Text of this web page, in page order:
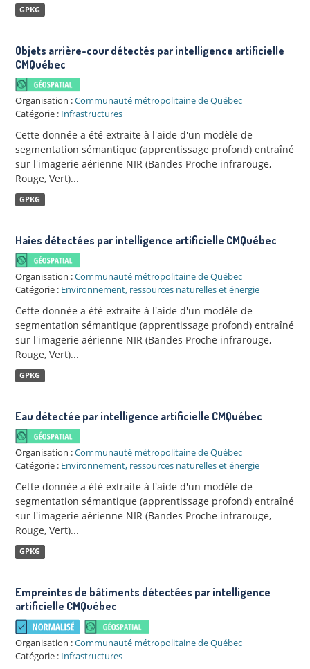
GPKG
Objets arrière-cour détectés par intelligence artificielle
CMQuébec
Organisation :Communauté métropolitaine de Québec
Catégorie : Infrastructures
Cette donnée a été extraite à l'aide d'un modèle de
segmentation sémantique (apprentissage profond) entraîné
sur l'imagerie aérienne NIR (Bandes Proche infrarouge,
Rouge, Vert)...
GPKG
Haies détectées par intelligence artificielle CMQuébec
Organisation :Communauté métropolitaine de Québec
Catégorie : Environnement, ressources naturelles et énergie
Cette donnée a été extraite à l'aide d'un modèle de
segmentation sémantique (apprentissage profond) entraîné
sur l'imagerie aérienne NIR (Bandes Proche infrarouge,
Rouge, Vert)...
GPKG
Eau détectée par intelligence artificielle CMQuébec
Organisation :Communauté métropolitaine de Québec
Catégorie : Environnement, ressources naturelles et énergie
Cette donnée a été extraite à l'aide d'un modèle de
segmentation sémantique (apprentissage profond) entraîné
sur l'imagerie aérienne NIR (Bandes Proche infrarouge,
Rouge, Vert)...
GPKG
Empreintes de bâtiments détectées par intelligence
artificielle CMQuébec
Organisation :Communauté métropolitaine de Québec
Catégorie : Infrastructures